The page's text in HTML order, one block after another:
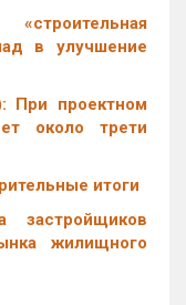
в улучшение
При проектном
около трети
итоги
застройщиков
жилищного